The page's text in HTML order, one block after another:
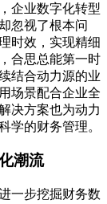
企业数字化转型
忽视了根本问
时效，实现精细
合思总能第一时
结合动力源的业
场景配合企业全
决方案也为动力
学的财务管理。
潮流
一步挖掘财务数